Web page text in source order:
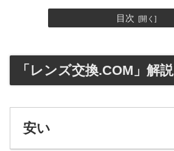
目次
「レンズ交換.COM」解説
安い